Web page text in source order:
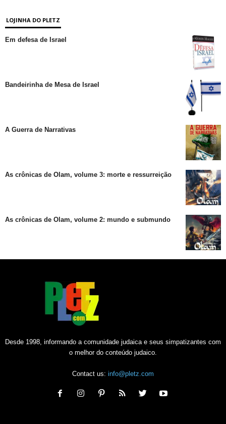
LOJINHA DO PLETZ
Em defesa de Israel
Bandeirinha de Mesa de Israel
A Guerra de Narrativas
As crônicas de Olam, volume 3: morte e ressurreição
As crônicas de Olam, volume 2: mundo e submundo
Desde 1998, informando a comunidade judaica e seus simpatizantes com
o melhor do conteúdo judaico.
Contact us: info@pletz.com